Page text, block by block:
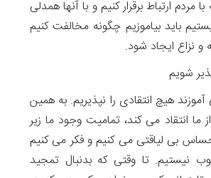
مردم ارتباط برقرار کنیم و با آنها همدلی
باید بیاموزیم چگونه مخالفت کنیم
و نزاع ایجاد شود.
هیچ انتقادی را نپذیریم. به همین
انتقاد می کند، تمامیت وجود ما زیر
بی لیاقتی می کنیم و فکر می کنیم
نیستیم. تا وقتی که بدنبال تمجید